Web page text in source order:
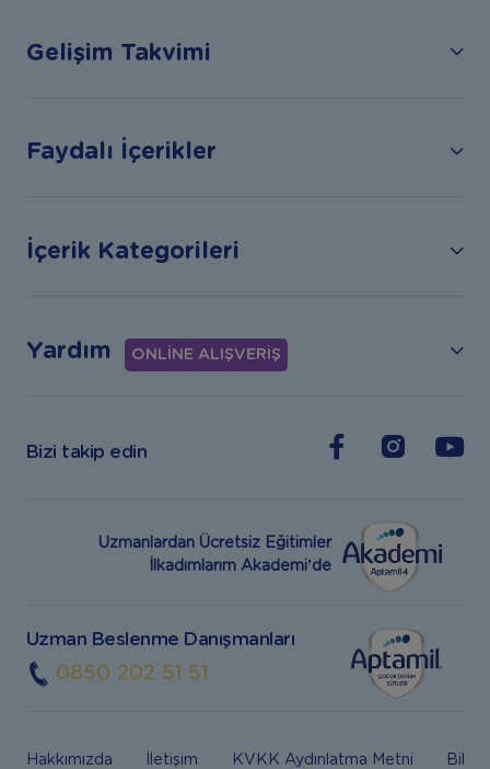
Gelişim Takvimi
Faydalı İçerikler
İçerik Kategorileri
Yardım ONLİNE ALIŞVERİŞ
Bizi takip edin
Uzmanlardan Ücretsiz Eğitimler
İlkadımlarım Akademi’de
Uzman Beslenme Danışmanları
0850 202 51 51
Hakkımızda İletişim KVKK Aydınlatma Metni Bilgi